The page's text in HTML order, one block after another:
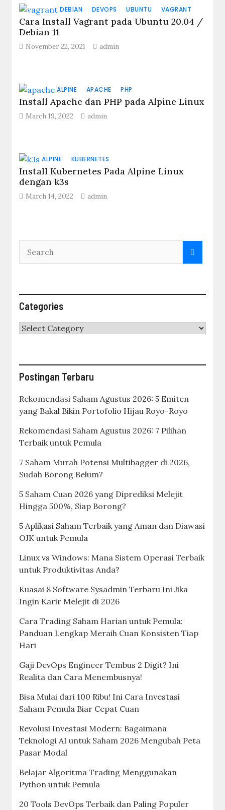
DEBIAN DEVOPS UBUNTU VAGRANT
Cara Install Vagrant pada Ubuntu 20.04 /
Debian 11
November 22, 2021 admin
ALPINE APACHE PHP
Install Apache dan PHP pada Alpine Linux
March 19, 2022 admin
ALPINE KUBERNETES
Install Kubernetes Pada Alpine Linux
dengan k3s
March 14, 2022 admin
Categories
Categories
Postingan Terbaru
Rekomendasi Saham Agustus 2026: 5 Emiten
yang Bakal Bikin Portofolio Hijau Royo-Royo
Rekomendasi Saham Agustus 2026: 7 Pilihan
Terbaik untuk Pemula
7 Saham Murah Potensi Multibagger di 2026,
Sudah Borong Belum?
5 Saham Cuan 2026 yang Diprediksi Melejit
Hingga 500%, Siap Borong?
5 Aplikasi Saham Terbaik yang Aman dan Diawasi
OJK untuk Pemula
Linux vs Windows: Mana Sistem Operasi Terbaik
untuk Produktivitas Anda?
Kuasai 8 Software Sysadmin Terbaru Ini Jika
Ingin Karir Melejit di 2026
Cara Trading Saham Harian untuk Pemula:
Panduan Lengkap Meraih Cuan Konsisten Tiap
Hari
Gaji DevOps Engineer Tembus 2 Digit? Ini
Realita dan Cara Menembusnya!
Bisa Mulai dari 100 Ribu! Ini Cara Investasi
Saham Pemula Biar Cepat Cuan
Revolusi Investasi Modern: Bagaimana
Teknologi AI untuk Saham 2026 Mengubah Peta
Pasar Modal
Belajar Algoritma Trading Menggunakan
Python untuk Pemula
20 Tools DevOps Terbaik dan Paling Populer